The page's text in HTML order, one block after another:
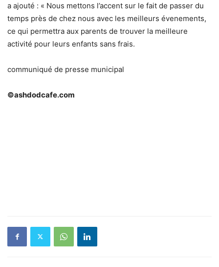
a ajouté : « Nous mettons l’accent sur le fait de passer du
temps près de chez nous avec les meilleurs évenements,
ce qui permettra aux parents de trouver la meilleure
activité pour leurs enfants sans frais.
communiqué de presse municipal
©ashdodcafe.com